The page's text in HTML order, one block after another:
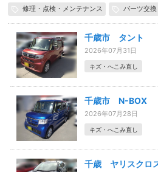
修理・点検・メンテナンス パーツ交
千歳市 タント
2026年07月31日
キズ・へこみ直し
千歳市 N-BOX
2026年07月28日
キズ・へこみ直し
千歳 ヤリスクロ